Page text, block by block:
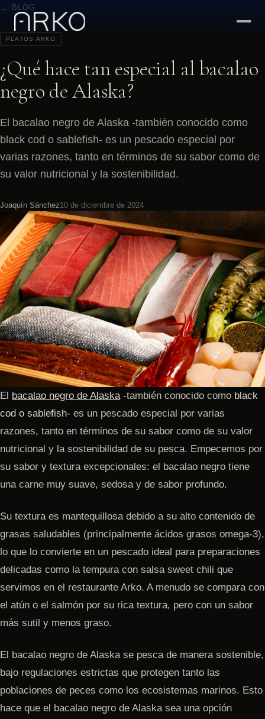
← BLOG
PLATOS ARKO
¿Qué hace tan especial al bacalao
negro de Alaska?
El bacalao negro de Alaska -también conocido como
black cod o sablefish- es un pescado especial por
varias razones, tanto en términos de su sabor como de
su valor nutricional y la sostenibilidad.
Joaquín Sánchez10 de diciembre de 2024
El bacalao negro de Alaska -también conocido como black
cod o sablefish- es un pescado especial por varias
razones, tanto en términos de su sabor como de su valor
nutricional y la sostenibilidad de su pesca. Empecemos por
su sabor y textura excepcionales: el bacalao negro tiene
una carne muy suave, sedosa y de sabor profundo.
Su textura es mantequillosa debido a su alto contenido de
grasas saludables (principalmente ácidos grasos omega-3),
lo que lo convierte en un pescado ideal para preparaciones
delicadas como la tempura con salsa sweet chili que
servimos en el restaurante Arko. A menudo se compara con
el atún o el salmón por su rica textura, pero con un sabor
más sutil y menos graso.
El bacalao negro de Alaska se pesca de manera sostenible,
bajo regulaciones estrictas que protegen tanto las
poblaciones de peces como los ecosistemas marinos. Esto
hace que el bacalao negro de Alaska sea una opción